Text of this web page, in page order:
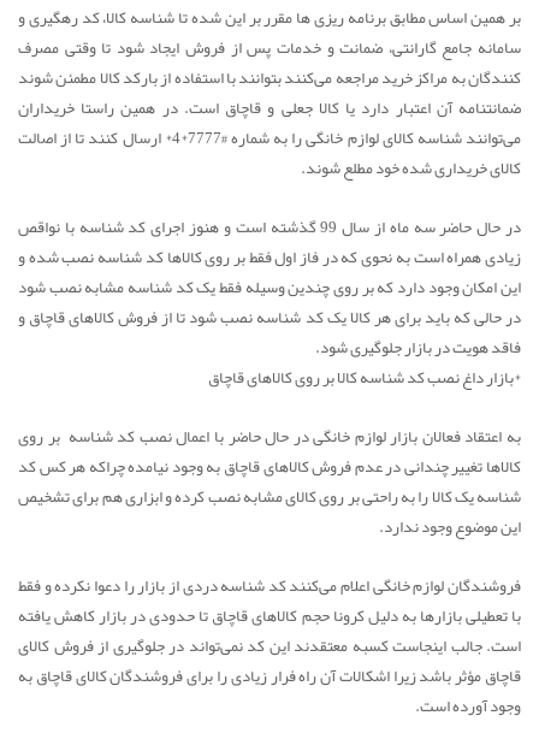
بر همین اساس مطابق برنامه ریزی ها مقرر بر این شده تا شناسه کالا، کد رهگیری و
سامانه جامع گارانتی، ضمانت و خدمات پس از فروش ایجاد شود تا وقتی مصرف
کنندگان به مراکز خرید مراجعه می‌کنند بتوانند با استفاده از بارکد کالا مطمئن شوند
ضمانتنامه آن اعتبار دارد یا کالا جعلی و قاچاق است. در همین راستا خریداران
می‌توانند شناسه کالای لوازم خانگی را به شماره #7777*4* ارسال کنند تا از اصالت
کالای خریداری شده خود مطلع شوند.
در حال حاضر سه ماه از سال 99 گذشته است و هنوز اجرای کد شناسه با نواقص
زیادی همراه است به نحوی که در فاز اول فقط بر روی کالاها کد شناسه نصب شده و
این امکان وجود دارد که بر روی چندین وسیله فقط یک کد شناسه مشابه نصب شود
در حالی که باید برای هر کالا یک کد شناسه نصب شود تا از فروش کالاهای قاچاق و
فاقد هویت در بازار جلوگیری شود.
*بازار داغ نصب کد شناسه کالا بر روی کالاهای قاچاق
به اعتقاد فعالان بازار لوازم خانگی در حال حاضر با اعمال نصب کد شناسه بر روی
کالاها تغییر چندانی در عدم فروش کالاهای قاچاق به وجود نیامده چراکه هر کس کد
شناسه یک کالا را به راحتی بر روی کالای مشابه نصب کرده و ابزاری هم برای تشخیص
این موضوع وجود ندارد.
فروشندگان لوازم خانگی اعلام می‌کنند کد شناسه دردی از بازار را دعوا نکرده و فقط
با تعطیلی بازارها به دلیل کرونا حجم کالاهای قاچاق تا حدودی در بازار کاهش یافته
است. جالب اینجاست کسبه معتقدند این کد نمی‌تواند در جلوگیری از فروش کالای
قاچاق مؤثر باشد زیرا اشکالات آن راه فرار زیادی را برای فروشندگان کالای قاچاق به
وجود آورده است.